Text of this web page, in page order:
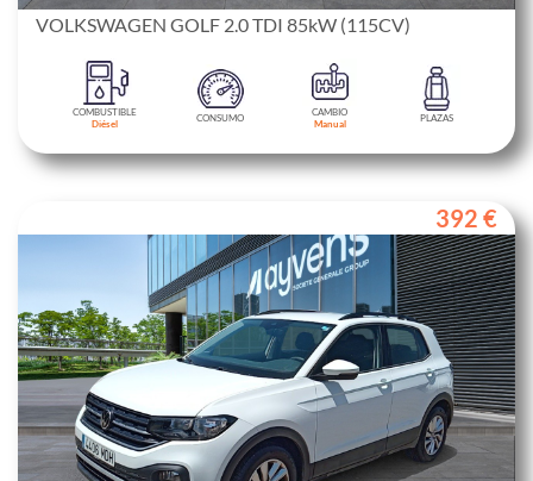
VOLKSWAGEN GOLF 2.0 TDI 85kW (115CV)
COMBUSTIBLE
Diésel
CONSUMO
CAMBIO
Manual
PLAZAS
392 €